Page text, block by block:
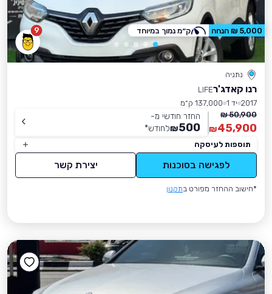
9
נתניה
רנו קאדג'רLIFE
2017 יד 1
137,000 ק״מ
50,900 ₪
45,900
₪
החזר חודשי מ-
500
₪לחודש*
תוספות לעיסקה
לפגישה בסוכנות יצירת קשר
*חישוב ההחזר מפורט בתקנון
5,000 ₪ הנחה ק״מ נמוך במיוחד